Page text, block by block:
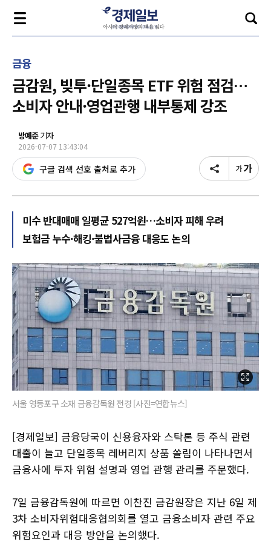
금융
금감원, 빚투·단일종목 ETF 위험 점검…
소비자 안내·영업관행 내부통제 강조
방예준기자
2026-07-07 13:43:04
구글 검색 선호 출처로 추가
미수 반대매매 일평균 527억원…소비자 피해 우려
보험금 누수·해킹·불법사금융 대응도 논의
서울 영등포구 소재 금융감독원 전경 [사진=연합뉴스]
[경제일보] 금융당국이 신용융자와 스탁론 등 주식 관련
대출이 늘고 단일종목 레버리지 상품 쏠림이 나타나면서
금융사에 투자 위험 설명과 영업 관행 관리를 주문했다.
7일 금융감독원에 따르면 이찬진 금감원장은 지난 6일 제
3차 소비자위험대응협의회를 열고 금융소비자 관련 주요
위험요인과 대응 방안을 논의했다.